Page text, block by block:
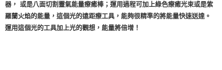
器， 或是八面切割靈氣能量療癒棒；運用過程可加上綠色療癒光束或是紫
羅蘭火焰的能量，這個光的遠距療工具，能夠很精準的將能量快速送達。
運用這個光的工具加上光的觀想，能量將倍增！